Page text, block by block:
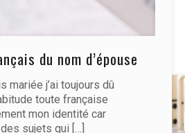
du nom d’épouse
mariée j’ai toujours dû
toute française
mon identité car
sujets qui […]